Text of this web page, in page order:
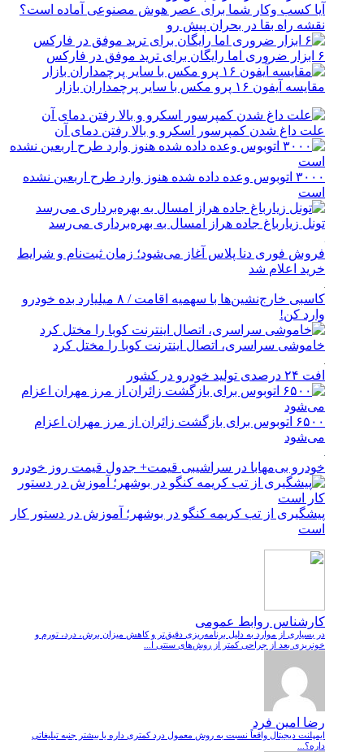
آیا کسب وکار شما برای عصر هوش مصنوعی آماده است؟
نقشه راه بقا در بحران پیش رو
۶ ابزار ضروری اما رایگان برای ترید موفق در فارکس
مقایسه آیفون ۱۶ پرو مکس با سایر پرچمداران بازار
علت داغ شدن کمپرسور اسکرو و بالا رفتن دمای آن
۳۰۰۰ اتوبوس وعده داده شده هنوز وارد طرح اربعین نشده
است
تونل زیارباغ جاده هراز امسال به بهره‌برداری می‌رسد
فروش فوری دنا پلاس آغاز می‌شود؛ زمان ثبت‌نام و شرایط
خرید اعلام شد
کاسبی خارج‌نشین‌ها با سهمیه اقامت / ۸ میلیارد بده خودرو
وارد کن!
خاموشی سراسری، اتصال اینترنت کوبا را مختل کرد
افت ۲۴ درصدی تولید خودرو در کشور
۶۵۰۰ اتوبوس برای بازگشت زائران از مرز مهران اعزام
می‌شود
خودرو بی‌مهابا در سراشیبی قیمت+ جدول قیمت روز خودرو
پیشگیری از تب کریمه کنگو در بوشهر؛ آموزش در دستور کار
است
کارشناس روابط عمومی
در بسیاری از موارد به دلیل برنامه‌ریزی دقیق‌تر و کاهش میزان برش، درد، تورم و
خونریزی بعد از جراحی کمتر از روش‌های سنتی ا...
رضا امین فرد
ایمپلنت دیجیتال واقعاً نسبت به روش معمول درد کمتری داره یا بیشتر جنبه تبلیغاتی
داره؟...